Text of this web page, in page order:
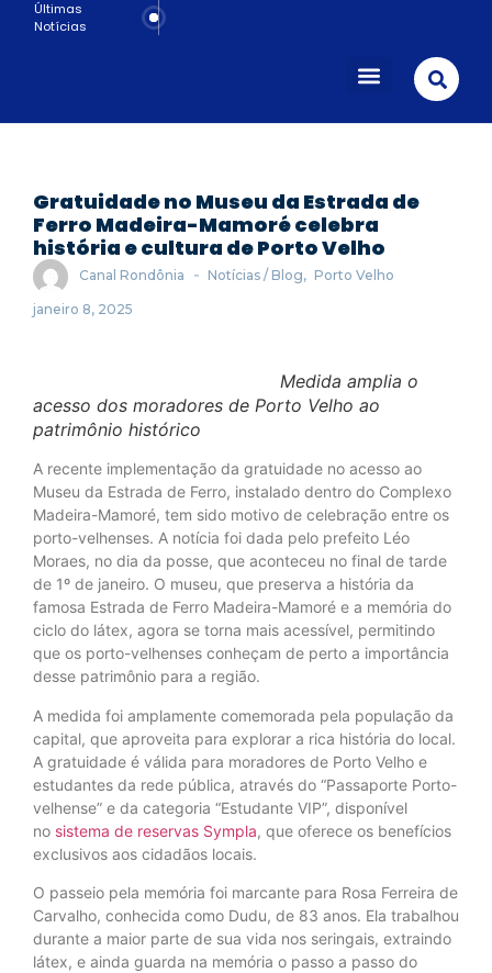
Últimas
Notícias
Gratuidade no Museu da Estrada de
Ferro Madeira-Mamoré celebra
história e cultura de Porto Velho
Canal Rondônia - Notícias / Blog, Porto Velho
janeiro 8, 2025
Medida amplia o
acesso dos moradores de Porto Velho ao
patrimônio histórico
A recente implementação da gratuidade no acesso ao
Museu da Estrada de Ferro, instalado dentro do Complexo
Madeira-Mamoré, tem sido motivo de celebração entre os
porto-velhenses. A notícia foi dada pelo prefeito Léo
Moraes, no dia da posse, que aconteceu no final de tarde
de 1º de janeiro. O museu, que preserva a história da
famosa Estrada de Ferro Madeira-Mamoré e a memória do
ciclo do látex, agora se torna mais acessível, permitindo
que os porto-velhenses conheçam de perto a importância
desse patrimônio para a região.
A medida foi amplamente comemorada pela população da
capital, que aproveita para explorar a rica história do local.
A gratuidade é válida para moradores de Porto Velho e
estudantes da rede pública, através do “Passaporte Porto-
velhense” e da categoria “Estudante VIP”, disponível
no sistema de reservas Sympla, que oferece os benefícios
exclusivos aos cidadãos locais.
O passeio pela memória foi marcante para Rosa Ferreira de
Carvalho, conhecida como Dudu, de 83 anos. Ela trabalhou
durante a maior parte de sua vida nos seringais, extraindo
látex, e ainda guarda na memória o passo a passo do